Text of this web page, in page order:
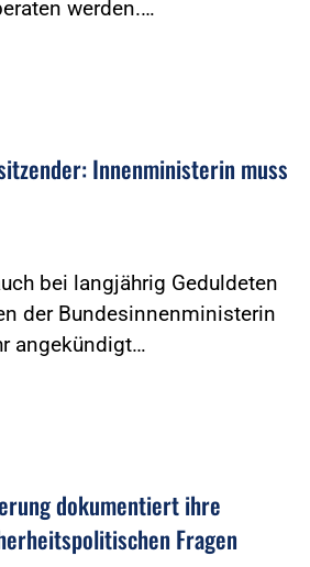
werden.…
Innenministerin muss
bei langjährig Geduldeten
der Bundesinnenministerin
angekündigt…
dokumentiert ihre
Fragen